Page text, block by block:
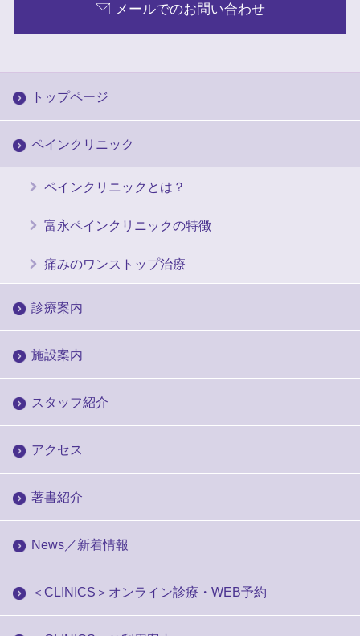
メールでのお問い合わせ
トップページ
ペインクリニック
ペインクリニックとは？
富永ペインクリニックの特徴
痛みのワンストップ治療
診療案内
施設案内
スタッフ紹介
アクセス
著書紹介
News／新着情報
＜CLINICS＞オンライン診療・WEB予約